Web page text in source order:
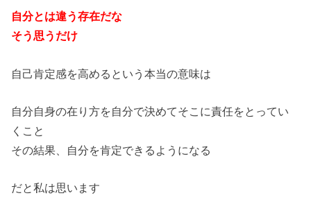
自分とは違う存在だな
そう思うだけ
自己肯定感を高めるという本当の意味は
自分自身の在り方を自分で決めてそこに責任をとってい
くこと
その結果、自分を肯定できるようになる
だと私は思います